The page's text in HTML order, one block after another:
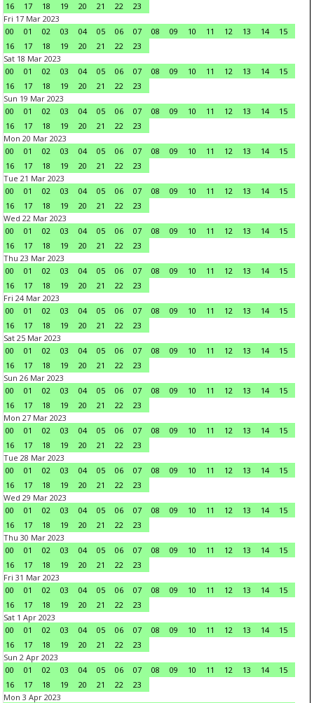
16 17 18 19 20 21 22
23
Fri 17 Mar 2023
00
01 02 03 04 05 06 07 08 09 10 11 12 13 14
15
16
17 18 19 20 21 22
23
Sat 18 Mar 2023
00
01 02 03 04 05 06 07 08 09 10 11 12 13 14
15
16
17 18 19 20 21 22
23
Sun 19 Mar 2023
00
01 02 03 04 05 06 07 08 09 10 11 12 13 14
15
16
17 18 19 20 21 22
23
Mon 20 Mar 2023
00
01 02 03 04 05 06 07 08 09 10 11 12 13 14
15
16
17 18 19 20 21 22
23
Tue 21 Mar 2023
00
01 02 03 04 05 06 07 08 09 10 11 12 13 14
15
16
17 18 19 20 21 22
23
Wed 22 Mar 2023
00
01 02 03 04 05 06 07 08 09 10 11 12 13 14
15
16
17 18 19 20 21 22
23
Thu 23 Mar 2023
00
01 02 03 04 05 06 07 08 09 10 11 12 13 14
15
16
17 18 19 20 21 22
23
Fri 24 Mar 2023
00
01 02 03 04 05 06 07 08 09 10 11 12 13 14
15
16
17 18 19 20 21 22
23
Sat 25 Mar 2023
00
01 02 03 04 05 06 07 08 09 10 11 12 13 14
15
16
17 18 19 20 21 22
23
Sun 26 Mar 2023
00
01 02 03 04 05 06 07 08 09 10 11 12 13 14
15
16
17 18 19 20 21 22
23
Mon 27 Mar 2023
00
01 02 03 04 05 06 07 08 09 10 11 12 13 14
15
16
17 18 19 20 21 22
23
Tue 28 Mar 2023
00
01 02 03 04 05 06 07 08 09 10 11 12 13 14
15
16
17 18 19 20 21 22
23
Wed 29 Mar 2023
00
01 02 03 04 05 06 07 08 09 10 11 12 13 14
15
16
17 18 19 20 21 22
23
Thu 30 Mar 2023
00
01 02 03 04 05 06 07 08 09 10 11 12 13 14
15
16
17 18 19 20 21 22
23
Fri 31 Mar 2023
00
01 02 03 04 05 06 07 08 09 10 11 12 13 14
15
16
17 18 19 20 21 22
23
Sat 1 Apr 2023
00
01 02 03 04 05 06 07 08 09 10 11 12 13 14
15
16
17 18 19 20 21 22
23
Sun 2 Apr 2023
00
01 02 03 04 05 06 07 08 09 10 11 12 13 14
15
16
17 18 19 20 21 22
23
Mon 3 Apr 2023